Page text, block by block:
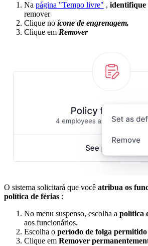
Na página "Tempo livre" , identifique
remover
Clique no ícone de engrenagem.
Clique em Remover
O sistema solicitará que você atribua os
política de férias :
No menu suspenso, escolha a política
aos funcionários.
Escolha o período de folga permitido
Clique em Remover